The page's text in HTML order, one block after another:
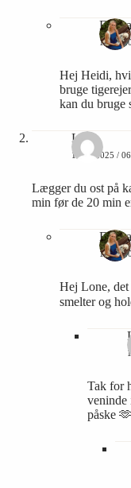
13/03/
Hej Heidi,
bruge
kan du bruge
Lone
14/04/2025 /
Lægger du ost på
min før de 20 min
14/04/
Hej Lone, det
smelter og
Tak for
veninde
påske 🫶